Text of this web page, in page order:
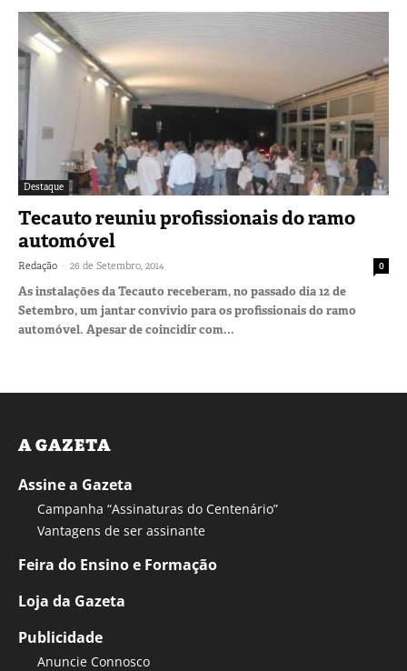
Destaque
Tecauto reuniu profissionais do ramo
automóvel
Redação - 26 de Setembro, 2014 0
As instalações da Tecauto receberam, no passado dia 12 de
Setembro, um jantar convívio para os profissionais do ramo
automóvel. Apesar de coincidir com...
A GAZETA
Assine a Gazeta
Campanha “Assinaturas do Centenário”
Vantagens de ser assinante
Feira do Ensino e Formação
Loja da Gazeta
Publicidade
Anuncie Connosco